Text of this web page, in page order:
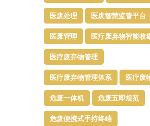
医废处理 医废智慧监管平台​
医废管理 医疗废弃物智能收
医疗废弃物管理​
医疗废弃物管理体系 医疗废
危废一体机 危废五即规范
危废便携式手持终端